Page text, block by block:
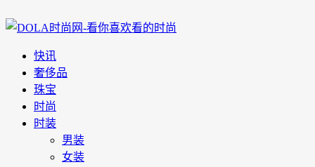
快讯
奢侈品
珠宝
时尚
时装
男装
女装